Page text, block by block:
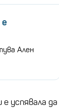
Ален
успявала да